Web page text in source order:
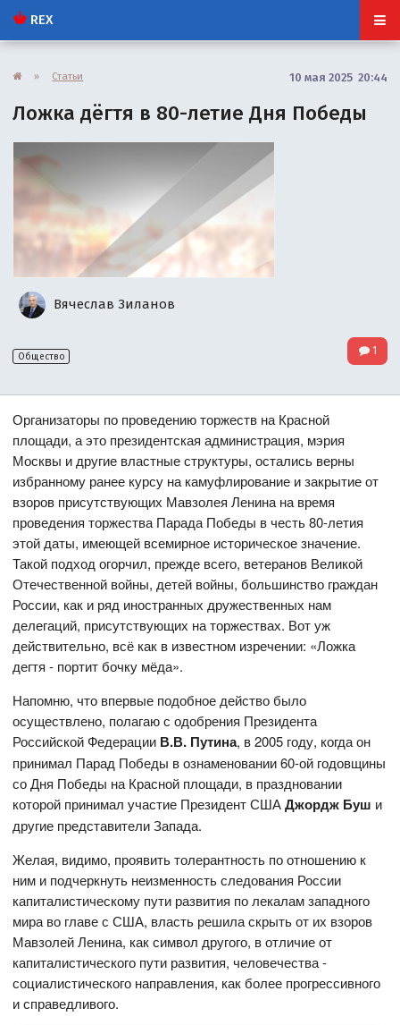
REX
» Статьи 10 мая 2025 20:44
Ложка дёгтя в 80-летие Дня Победы
Вячеслав Зиланов
Общество 1
Организаторы по проведению торжеств на Красной
площади, а это президентская администрация, мэрия
Москвы и другие властные структуры, остались верны
избранному ранее курсу на камуфлирование и закрытие от
взоров присутствующих Мавзолея Ленина на время
проведения торжества Парада Победы в честь 80-летия
этой даты, имеющей всемирное историческое значение.
Такой подход огорчил, прежде всего, ветеранов Великой
Отечественной войны, детей войны, большинство граждан
России, как и ряд иностранных дружественных нам
делегаций, присутствующих на торжествах. Вот уж
действительно, всё как в известном изречении: «Ложка
дегтя - портит бочку мёда».
Напомню, что впервые подобное действо было
осуществлено, полагаю с одобрения Президента
Российской Федерации В.В. Путина, в 2005 году, когда он
принимал Парад Победы в ознаменовании 60-ой годовщины
со Дня Победы на Красной площади, в праздновании
которой принимал участие Президент СШАДжордж Буш и
другие представители Запада.
Желая, видимо, проявить толерантность по отношению к
ним и подчеркнуть неизменность следования России
капиталистическому пути развития по лекалам западного
мира во главе с США, власть решила скрыть от их взоров
Мавзолей Ленина, как символ другого, в отличие от
капиталистического пути развития, человечества -
социалистического направления, как более прогрессивного
и справедливого.